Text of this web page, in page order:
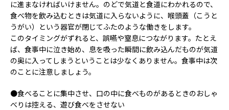
に進まなければいけません。のどで気道と食道にわかれるので、
食べ物を飲み込むときは気道に入らないように、喉頭蓋（こうと
うがい）という器官が閉じてふたのような働きをします。
このタイミングがずれると、誤嚥や窒息につながります。たとえ
ば、食事中に泣き始め、息を吸った瞬間に飲み込んだものが気道
の奥に入ってしまうということは少なくありません。食事中は次
のことに注意しましょう。
●食べることに集中させ、口の中に食べものがあるときのおしゃ
べりは控える、遊び食べをさせない